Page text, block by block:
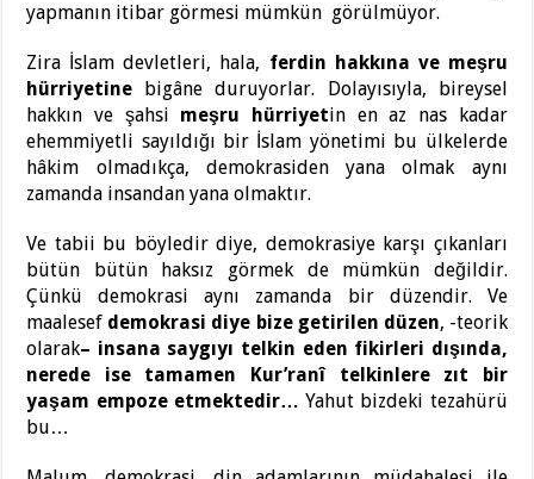
yapmanın itibar görmesi mümkün görülmüyor.
Zira İslam devletleri, hala, ferdin hakkına ve meşru
hürriyetine bigâne duruyorlar. Dolayısıyla, bireysel
hakkın ve şahsi meşru hürriyetin en az nas kadar
ehemmiyetli sayıldığı bir İslam yönetimi bu ülkelerde
hâkim olmadıkça, demokrasiden yana olmak aynı
zamanda insandan yana olmaktır.
Ve tabii bu böyledir diye, demokrasiye karşı çıkanları
bütün bütün haksız görmek de mümkün değildir.
Çünkü demokrasi aynı zamanda bir düzendir. Ve
maalesef demokrasi diye bize getirilen düzen, -teorik
olarak– insana saygıyı telkin eden fikirleri dışında,
nerede ise tamamen Kur’ranî telkinlere zıt bir
yaşam empoze etmektedir…Yahut bizdeki tezahürü
bu…